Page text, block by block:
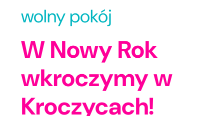
wolny pokój
W Nowy Rok
wkroczymy w
Kroczycach!